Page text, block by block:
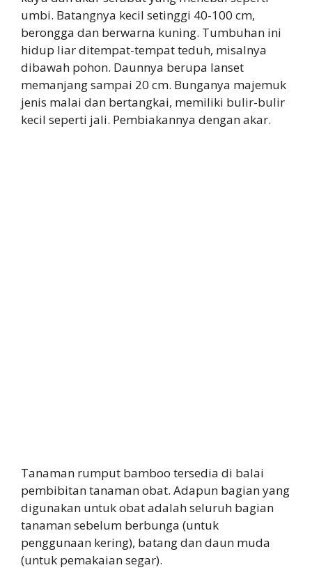
umbi. Batangnya kecil setinggi 40-100 cm,
berongga dan berwarna kuning. Tumbuhan ini
hidup liar ditempat-tempat teduh, misalnya
dibawah pohon. Daunnya berupa lanset
memanjang sampai 20 cm. Bunganya majemuk
jenis malai dan bertangkai, memiliki bulir-bulir
kecil seperti jali. Pembiakannya dengan akar.
Tanaman rumput bamboo tersedia di balai
pembibitan tanaman obat. Adapun bagian yang
digunakan untuk obat adalah seluruh bagian
tanaman sebelum berbunga (untuk
penggunaan kering), batang dan daun muda
(untuk pemakaian segar).